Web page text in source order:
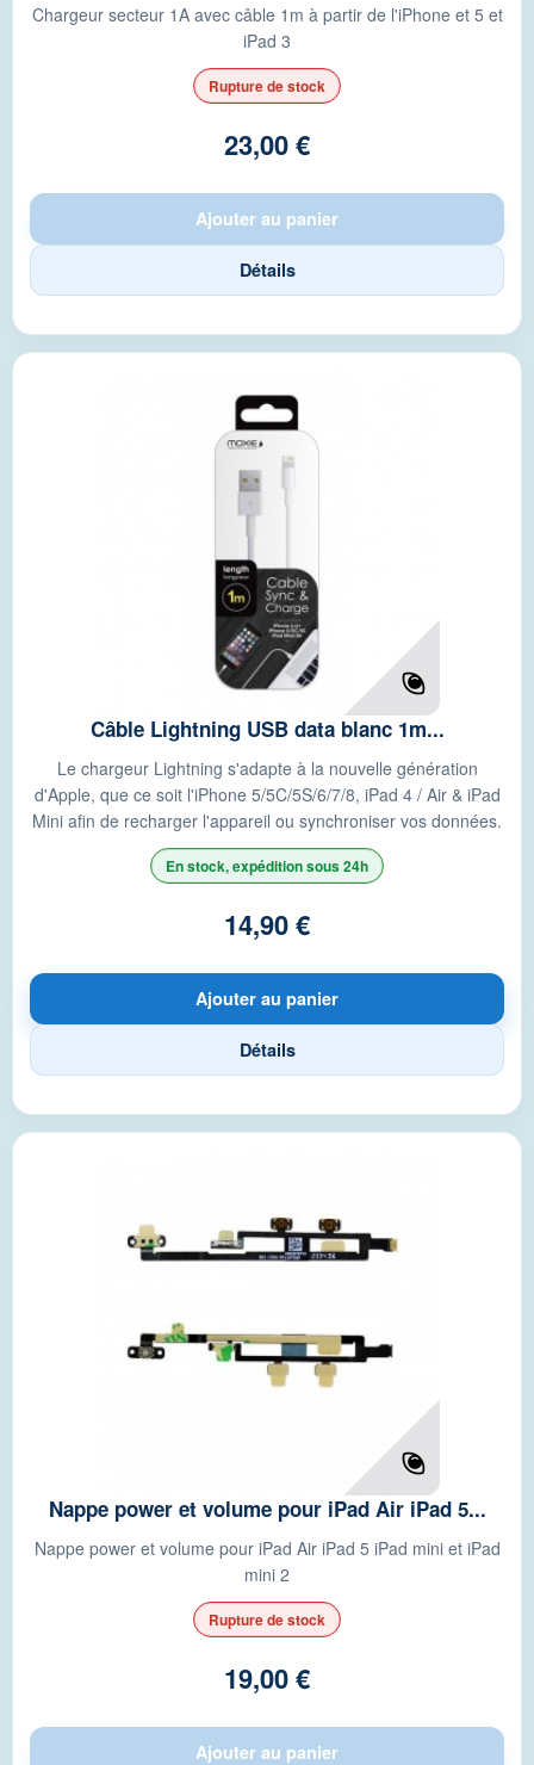
Chargeur secteur 1A avec câble 1m à partir de l'iPhone et 5 et
iPad 3
Rupture de stock
23,00 €
Ajouter au panier
Détails
Câble Lightning USB data blanc 1m...
Le chargeur Lightning s'adapte à la nouvelle génération
d'Apple, que ce soit l'iPhone 5/5C/5S/6/7/8, iPad 4 / Air & iPad
Mini afin de recharger l'appareil ou synchroniser vos données.
En stock, expédition sous 24h
14,90 €
Ajouter au panier
Détails
Nappe power et volume pour iPad Air iPad 5...
Nappe power et volume pour iPad Air iPad 5 iPad mini et iPad
mini 2
Rupture de stock
19,00 €
Ajouter au panier